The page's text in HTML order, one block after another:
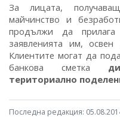
За лицата,
майчинство и
продължи да
заявленията им, освен
Клиентите могат да
банкова сметка
териториално
Последна редакция: